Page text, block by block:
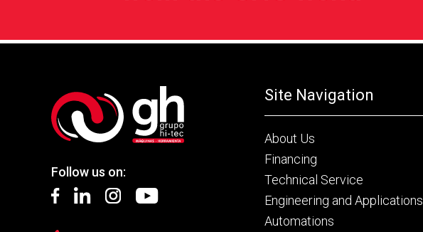
Follow us on:
Site Navigation
About Us
Financing
Technical Service
Engineering and Applications
Automations